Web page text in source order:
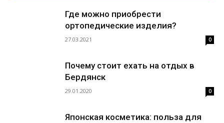
Где можно приобрести
ортопедические изделия?
27.03.2021 0
Почему стоит ехать на отдых в
Бердянск
29.01.2020 0
Японская косметика: польза для